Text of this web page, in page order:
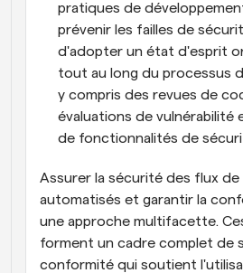
pratiques de
prévenir les failles de
d'adopter un état d'esprit
tout au long du processus
y compris des revues de
évaluations de vulnérabilité
de fonctionnalités de
Assurer la sécurité des flux de
automatisés et garantir la
une approche multifacette.
forment un cadre complet de
conformité qui soutient